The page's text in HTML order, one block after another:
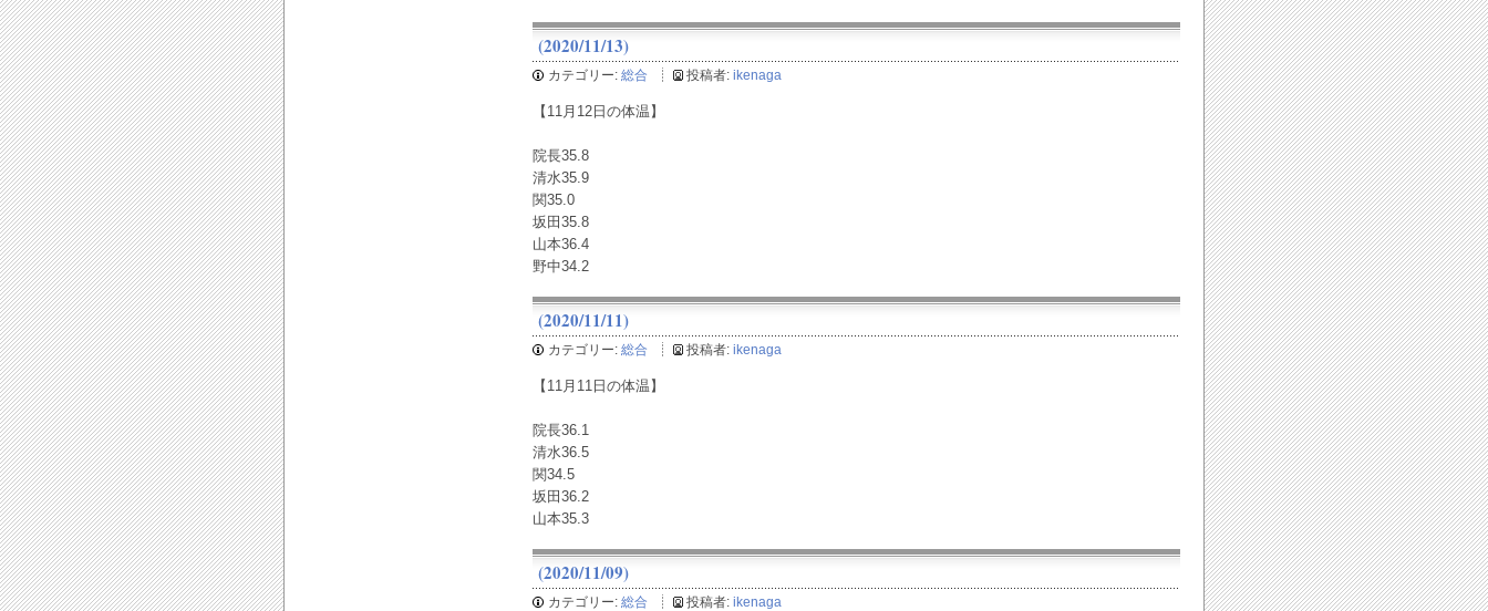
(2020/11/13)
カテゴリー: 総合 投稿者: ikenaga
【11月12日の体温】
院長35.8
清水35.9
関35.0
坂田35.8
山本36.4
野中34.2
(2020/11/11)
カテゴリー: 総合 投稿者: ikenaga
【11月11日の体温】
院長36.1
清水36.5
関34.5
坂田36.2
山本35.3
(2020/11/09)
カテゴリー: 総合 投稿者: ikenaga